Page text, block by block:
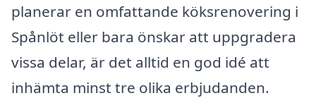
planerar en omfattande köksrenovering i
Spånlöt eller bara önskar att uppgradera
vissa delar, är det alltid en god idé att
inhämta minst tre olika erbjudanden.